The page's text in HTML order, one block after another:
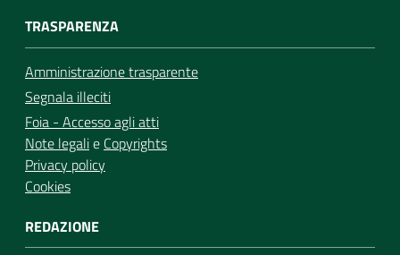
TRASPARENZA
Amministrazione trasparente
Segnala illeciti
Foia - Accesso agli atti
Note legalie Copyrights
Privacy policy
Cookies
REDAZIONE